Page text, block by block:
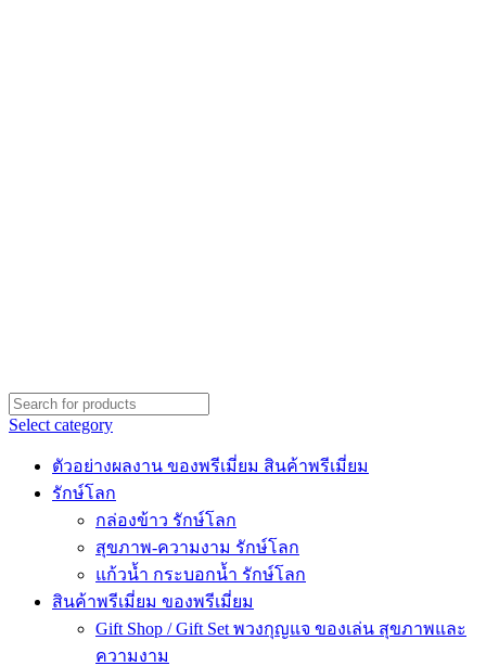
Select category
ตัวอย่างผลงาน ของพรีเมี่ยม สินค้าพรีเมี่ยม
รักษ์โลก
กล่องข้าว รักษ์โลก
สุขภาพ-ความงาม รักษ์โลก
แก้วน้ำ กระบอกน้ำ รักษ์โลก
สินค้าพรีเมี่ยม ของพรีเมี่ยม
Gift Shop / Gift Set พวงกุญแจ ของเล่น สุขภาพและ
ความงาม